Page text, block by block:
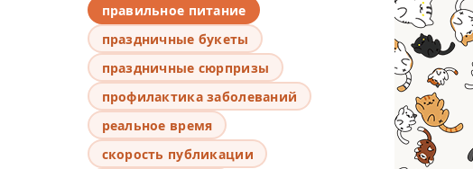
правильное питание
праздничные букеты
праздничные сюрпризы
профилактика заболеваний
реальное время
скорость публикации